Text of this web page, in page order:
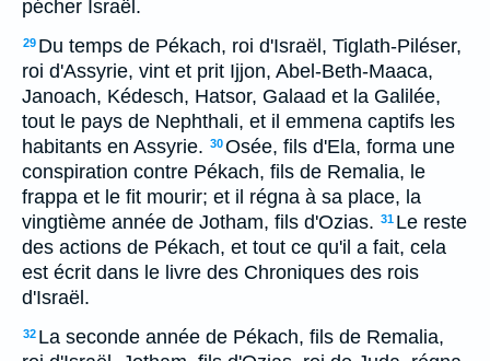
pécher Israël.
29 Du temps de Pékach, roi d'Israël, Tiglath-Piléser,
roi d'Assyrie, vint et prit Ijjon, Abel-Beth-Maaca,
Janoach, Kédesch, Hatsor, Galaad et la Galilée,
tout le pays de Nephthali, et il emmena captifs les
habitants en Assyrie. 30Osée, fils d'Ela, forma une
conspiration contre Pékach, fils de Remalia, le
frappa et le fit mourir; et il régna à sa place, la
vingtième année de Jotham, fils d'Ozias. 31 Le reste
des actions de Pékach, et tout ce qu'il a fait, cela
est écrit dans le livre des Chroniques des rois
d'Israël.
32 La seconde année de Pékach, fils de Remalia,